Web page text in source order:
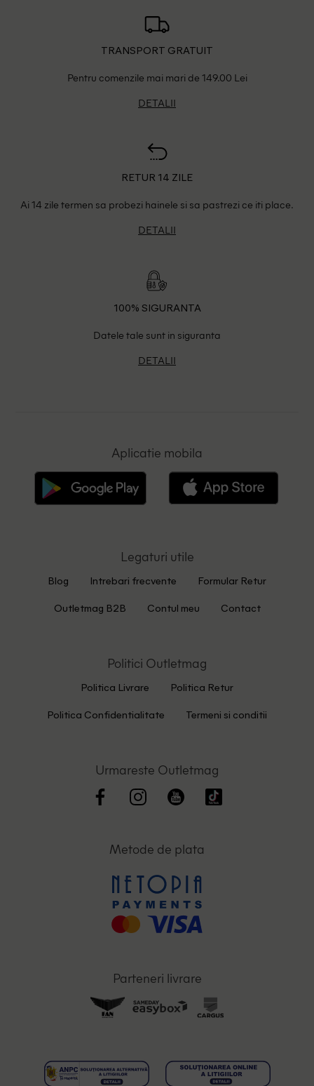
TRANSPORT GRATUIT
Pentru comenzile mai mari de 149.00 Lei
DETALII
RETUR 14 ZILE
Ai 14 zile termen sa probezi hainele si sa pastrezi ce iti place.
DETALII
100% SIGURANTA
Datele tale sunt in siguranta
DETALII
Aplicatie mobila
Legaturi utile
Blog Intrebari frecvente Formular Retur
Outletmag B2B Contul meu Contact
Politici Outletmag
Politica Livrare Politica Retur
Politica Confidentialitate Termeni si conditii
Urmareste Outletmag
Metode de plata
Parteneri livrare